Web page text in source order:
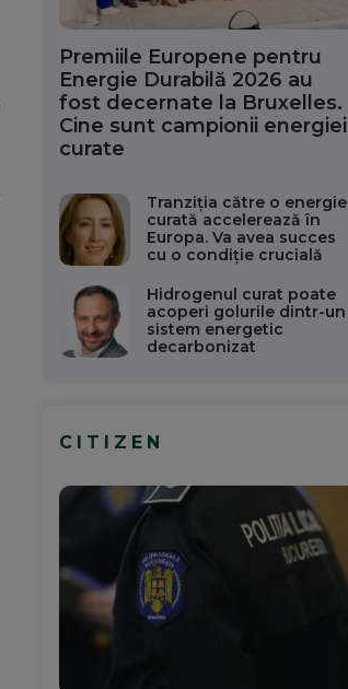
Premiile Europene pentru
Energie Durabilă 2026 au
fost decernate la Bruxelles.
Cine sunt campionii energiei
curate
Tranziția către o energie
curată accelerează în
Europa. Va avea succes
cu o condiție crucială
Hidrogenul curat poate
acoperi golurile dintr-un
sistem energetic
decarbonizat
CITIZEN